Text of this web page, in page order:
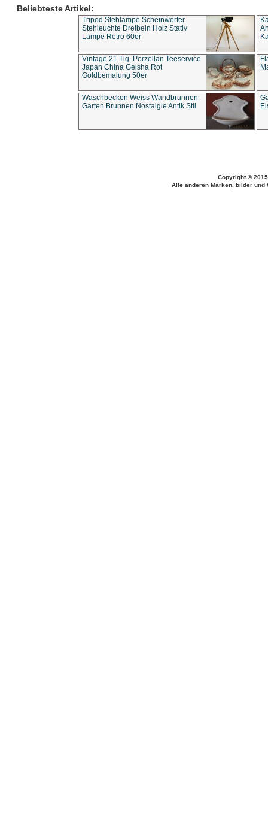
Beliebteste Artikel:
Tripod Stehlampe Scheinwerfer
Stehleuchte Dreibein Holz Stativ
Lampe Retro 60er
Vintage 21 Tlg. Porzellan Teeservice
Japan China Geisha Rot
Goldbemalung 50er
Waschbecken Weiss Wandbrunnen
Garten Brunnen Nostalgie Antik Stil
Copyright ©
Alle anderen Marken, bilder und